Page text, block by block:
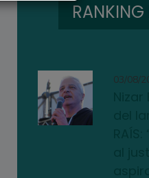
03/08/